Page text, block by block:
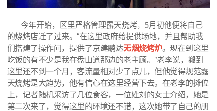
今年开始，区里严格管理露天烧烤， 5月初他便将自己
的烧烤店迁了过来。“在这里政府给提供场地，并且帮助我
们搭建了操作间，提供了京建鹏达无烟烧烤炉。现在到这里
吃饭的有不少是我在盘山道那边的老主顾。”老李说，搬到
这里还不到一个月，客流量相对少了点儿，但他觉得规范露
天烧烤是大趋势，他有信心在这里经营下去。在老李的摊位
上，记者随机采访了几位食客，一位姓刘的女士介绍，她是
第二次来了，觉得这里的环境还不错，这次她带了自己的朋